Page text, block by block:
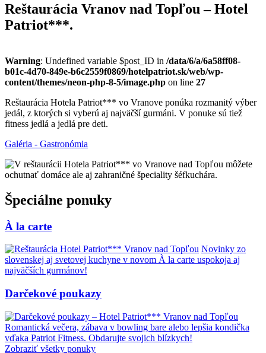
Reštaurácia Vranov nad Topľou – Hotel
Patriot***.
Warning: Undefined variable $post_ID in /data/6/a/6a58ff08-
b01c-4d70-849e-b6c2559f0869/hotelpatriot.sk/web/wp-
content/themes/neon-php-8-5/image.php on line 27
Reštaurácia Hotela Patriot*** vo Vranove ponúka rozmanitý výber
jedál, z ktorých si vyberú aj najväčší gurmáni. V ponuke sú tiež
fitness jedlá a jedlá pre deti.
Galéria - Gastronómia
Špeciálne ponuky
À la carte
Novinky zo
slovenskej aj svetovej kuchyne v novom À la carte uspokoja aj
najväčších gurmánov!
Darčekové poukazy
Romantická večera, zábava v bowling bare alebo lepšia kondička
vďaka Patriot Fitness. Obdarujte svojich blízkych!
Zobraziť všetky ponuky